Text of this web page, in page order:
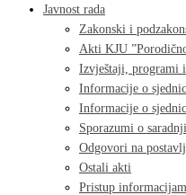
Javnost rada
Zakonski i
Akti KJU
Izvještaji, programi
Informacije o
Informacije o
Sporazumi o saradnji
Odgovori na
Ostali akti
Pristup